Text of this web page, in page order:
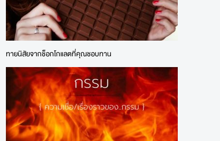
ทายนิสัยจากช็อกโกแลตที่คุณชอบทาน